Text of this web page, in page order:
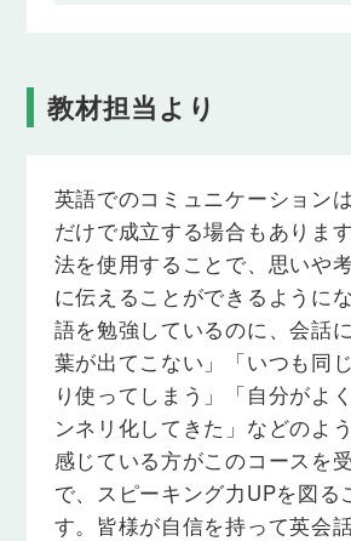
「私は～でした」「それは～でした
去についての肯定の文を言えるように
be動詞の否定文（過去形）
「私は～ではありませんでした」「
ありませんでした」のように、過去
の文を言えるようになります。
Lesson 31
be動詞の疑問文（過去形）
「あなたは～でしたか」「それは～
った過去についての質問ができるよ
Lesson 32
be動詞のwh-/how疑問文（過去形）
「どこにいましたか」「〜はどうで
教材担当より
英語でのコミュニケーション
だけで成立する場合もありま
法を使用することで、思いや
に伝えることができるように
語を勉強しているのに、会話
葉が出てこない」「いつも同
り使ってしまう」「自分がよ
ンネリ化してきた」などのよ
感じている方がこのコースを
で、スピーキング力UPを図る
す。皆様が自信を持って英会